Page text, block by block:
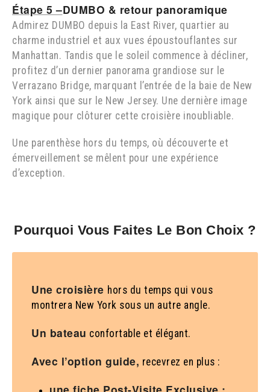
Étape 5 –DUMBO & retour panoramique
Admirez DUMBO depuis la East River, quartier au
charme industriel et aux vues époustouflantes sur
Manhattan. Tandis que le soleil commence à décliner,
profitez d’un dernier panorama grandiose sur le
Verrazano Bridge, marquant l’entrée de la baie de New
York ainsi que sur le New Jersey. Une dernière image
magique pour clôturer cette croisière inoubliable.
Une parenthèse hors du temps, où découverte et
émerveillement se mêlent pour une expérience
d’exception.
Pourquoi Vous Faites Le Bon Choix ?
Une croisière hors du temps qui vous
montrera New York sous un autre angle.
Un bateau confortable et élégant.
Avec l’option guide, recevrez en plus :